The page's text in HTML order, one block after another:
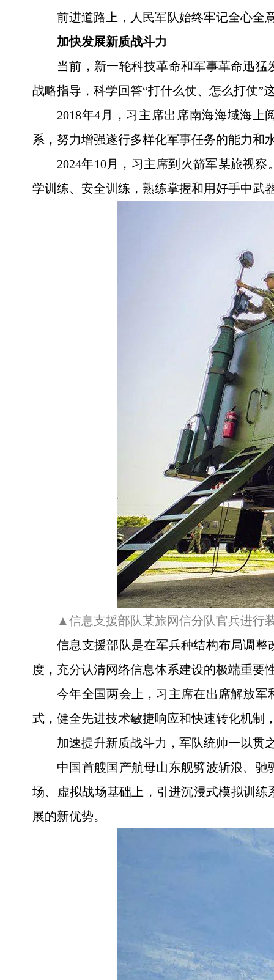
前进道路上，人民军队始终牢记全心全
加快发展新质战斗力
当前，新一轮科技革命和军事革命迅
战略指导，科学回答“打什么仗、怎么打仗”
2018年4月，习主席出席南海海域海
系，努力增强遂行多样化军事任务的能力和
2024年10月，习主席到火箭军某旅视
学训练、安全训练，熟练掌握和用好手中武
▲信息支援部队某旅网信分队官兵进行
信息支援部队是在军兵种结构布局调整
度，充分认清网络信息体系建设的极端重要
今年全国两会上，习主席在出席解放
式，健全先进技术敏捷响应和快速转化机制
加速提升新质战斗力，军队统帅一以贯
中国首艘国产航母山东舰劈波斩浪、
场、虚拟战场基础上，引进沉浸式模拟训
展的新优势。